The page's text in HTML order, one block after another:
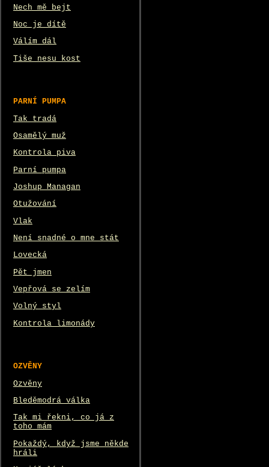
Nech mě bejt
Noc je dítě
Válím dál
Tiše nesu kost
PARNÍ PUMPA
Tak tradá
Osamělý muž
Kontrola piva
Parní pumpa
Joshup Managan
Otužování
Vlak
Není snadné o mne stát
Lovecká
Pět jmen
Vepřová se zelím
Volný styl
Kontrola limonády
OZVĚNY
Ozvěny
Bleděmodrá válka
Tak mi řekni, co já z
toho mám
Pokaždý, když jsme někde
hráli